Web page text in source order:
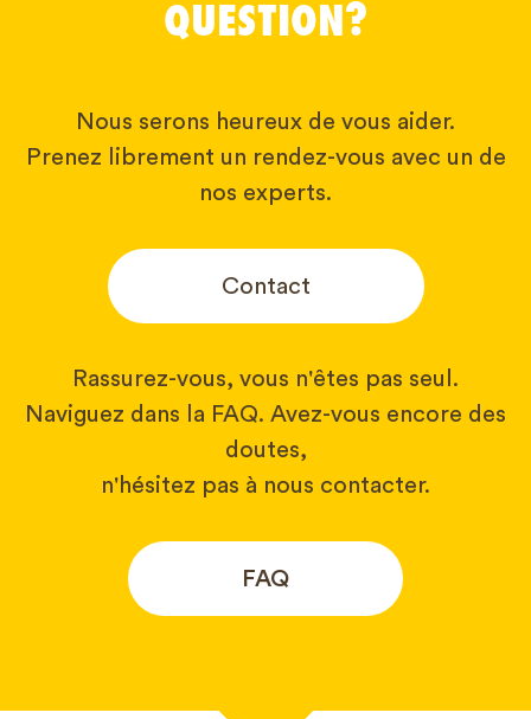
QUESTION?
Nous serons heureux de vous aider.
Prenez librement un rendez-vous avec un de
nos experts.
Contact
Rassurez-vous, vous n'êtes pas seul.
Naviguez dans la FAQ. Avez-vous encore des
doutes,
n'hésitez pas à nous contacter.
FAQ